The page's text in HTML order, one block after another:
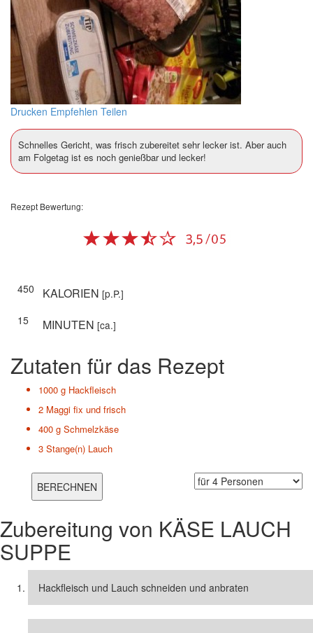
Drucken Empfehlen Teilen
Schnelles Gericht, was frisch zubereitet sehr lecker ist. Aber auch
am Folgetag ist es noch genießbar und lecker!
Rezept Bewertung:
450 KALORIEN [p.P.]
15
MINUTEN [ca.]
Zutaten für das Rezept
1000 g Hackfleisch
2 Maggi fix und frisch
400 g Schmelzkäse
3 Stange(n) Lauch
Zubereitung von KÄSE LAUCH
SUPPE
Hackfleisch und Lauch schneiden und anbraten